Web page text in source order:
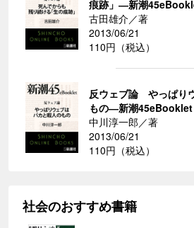
痕跡」―新潮
古田雄介／著
2013/06/21
110円（税込）
反ウェブ論 やっぱり
もの―新潮45eBooklet
中川淳一郎／著
2013/06/21
110円（税込）
社会のおすすめ書籍